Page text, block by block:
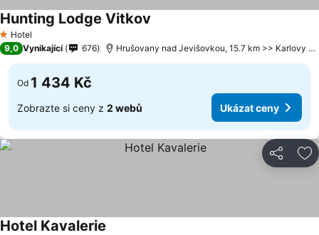
1 Počet hvězdiček
Hotel
Hunting Lodge Vitkov
9,0 Vynikající 676 Hrušovany nad Jevišovkou, 15.7 km >> Karlovy Vary
Od 1 434 Kč
Zobrazte si ceny z 2 webů Ukázat ceny
Sdílet
Hotel Kavalerie